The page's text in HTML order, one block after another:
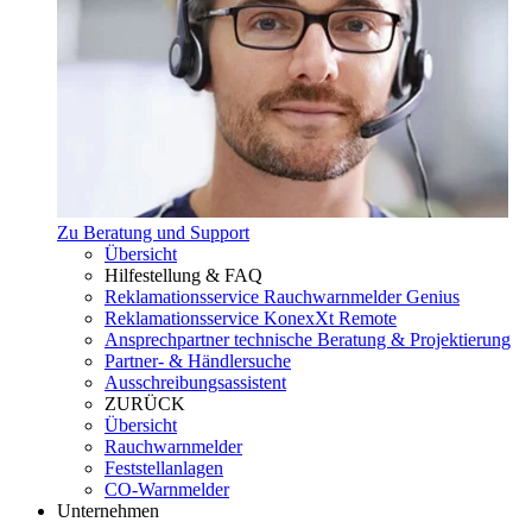
Zu Beratung und Support
Übersicht
Hilfestellung & FAQ
Reklamationsservice Rauchwarnmelder Genius
Reklamationsservice KonexXt Remote
Ansprechpartner technische Beratung & Projektierung
Partner- & Händlersuche
Ausschreibungsassistent
ZURÜCK
Übersicht
Rauchwarnmelder
Feststellanlagen
CO-Warnmelder
Unternehmen